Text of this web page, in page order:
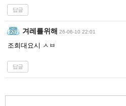
답글
겨레를위해 26-06-10 22:01
조희대요시 ㅅㅂ
답글